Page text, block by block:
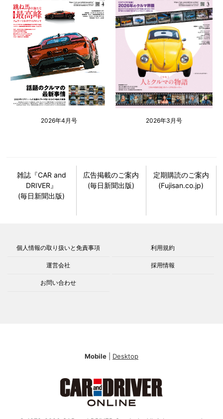
2026年4月号 2026年3月号
雑誌『CAR and
DRIVER』
(毎日新聞出版)
広告掲載のご案内
(毎日新聞出版)
定期購読のご案内
(Fujisan.co.jp)
個人情報の取り扱いと免責事項 利用規約
運営会社 採用情報
お問い合わせ
Mobile Desktop